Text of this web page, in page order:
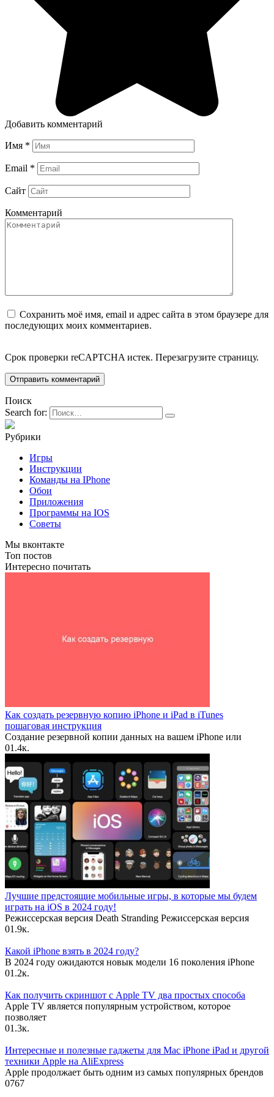
Добавить комментарий
Имя *
Email *
Сайт
Комментарий
Сохранить моё имя, email и адрес сайта в этом браузере для
последующих моих комментариев.
Срок проверки reCAPTCHA истек. Перезагрузите страницу.
Поиск
Search for:
Рубрики
Игры
Инструкции
Команды на IPhone
Обои
Приложения
Программы на IOS
Советы
Мы вконтакте
Топ постов
Интересно почитать
Как создать резервную копию iPhone и iPad в iTunes
пошаговая инструкция
Создание резервной копии данных на вашем iPhone или
01.4к.
Лучшие предстоящие мобильные игры, в которые мы будем
играть на iOS в 2024 году!
Режиссерская версия Death Stranding Режиссерская версия
01.9к.
Какой iPhone взять в 2024 году?
В 2024 году ожидаются новык модели 16 поколения iPhone
01.2к.
Как получить скриншот с Apple TV два простых способа
Apple TV является популярным устройством, которое
позволяет
01.3к.
Интересные и полезные гаджеты для Mac iPhone iPad и другой
техники Apple на AliExpress
Apple продолжает быть одним из самых популярных брендов
0767